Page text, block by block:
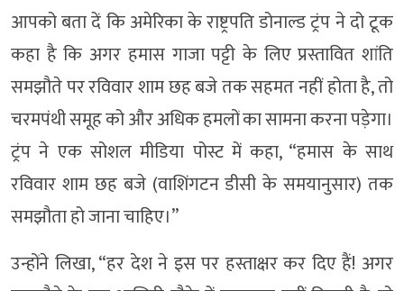
आपको बता दें कि अमेरिका के राष्ट्रपति डोनाल्ड ट्रंप ने दो टूक
कहा है कि अगर हमास गाजा पट्टी के लिए प्रस्तावित शांति
समझौते पर रविवार शाम छह बजे तक सहमत नहीं होता है, तो
चरमपंथी समूह को और अधिक हमलों का सामना करना पड़ेगा।
ट्रंप ने एक सोशल मीडिया पोस्ट में कहा, “हमास के साथ
रविवार शाम छह बजे (वाशिंगटन डीसी के समयानुसार) तक
समझौता हो जाना चाहिए।”
उन्होंने लिखा, “हर देश ने इस पर हस्ताक्षर कर दिए हैं! अगर